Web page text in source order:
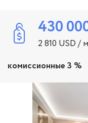
430
2 810 USD/
комиссионные 3 %